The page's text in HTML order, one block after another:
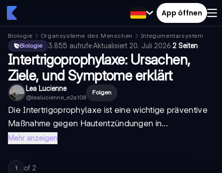
App öffnen
Biologie Organsysteme des Menschen
Integumentarsystem
Biologie
3.855 aufrufe·Aktualisiert 20. Juli 2026·2 Seiten
Intertrigoprophylaxe: Ursachen,
Ziele, und Symptome erklärt
Lea Lucienne
@lealucienne_e2a108
Folgen
Die Intertrigoprophylaxe ist eine wichtige präventive
Maßnahme gegen Hautentzündungen in...
Mehr anzeigen
1 of 2